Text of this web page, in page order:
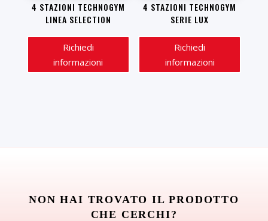
4 STAZIONI TECHNOGYM
LINEA SELECTION
Richiedi
informazioni
4 STAZIONI TECHNOGYM
SERIE LUX
Richiedi
informazioni
NON HAI TROVATO IL PRODOTTO
CHE CERCHI?